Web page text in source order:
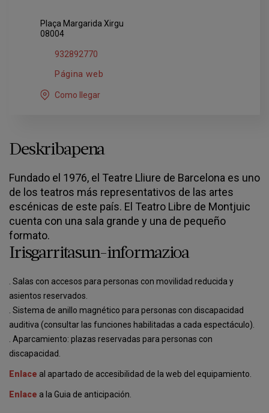
Plaça Margarida Xirgu
08004
932892770
Página web
Como llegar
Deskribapena
Fundado el 1976, el Teatre Lliure de Barcelona es uno
de los teatros más representativos de las artes
escénicas de este país. El Teatro Libre de Montjuic
cuenta con una sala grande y una de pequeño
formato.
Irisgarritasun-informazioa
. Salas con accesos para personas con movilidad reducida y
asientos reservados.
. Sistema de anillo magnético para personas con discapacidad
auditiva (consultar las funciones habilitadas a cada espectáculo).
. Aparcamiento: plazas reservadas para personas con
discapacidad.
Enlace al apartado de accesibilidad de la web del equipamiento.
Enlace a la Guia de anticipación.